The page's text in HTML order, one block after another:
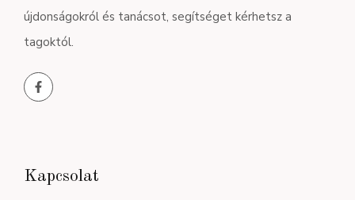
újdonságokról és tanácsot, segítséget kérhetsz a
tagoktól.
Kapcsolat